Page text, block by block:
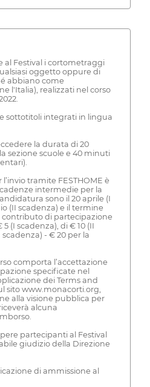
al Festival i cortometraggi
oggetto oppure di
abbiano come
l'Italia), realizzati nel corso
sottotitoli integrati in lingua
la durata di 20
sezione scuole e 40 minuti
tramite FESTHOME è
intermedie per la
sono il 20 aprile (I
(II scadenza) e il termine
contributo di partecipazione
(I scadenza), di € 10 (II
scadenza) - € 20 per la
comporta l’accettazione
specificate nel
dei Terms and
sito www.monacorti.org,
alla visione pubblica per
alcuna
partecipanti al Festival
giudizio della Direzione
di ammissione al